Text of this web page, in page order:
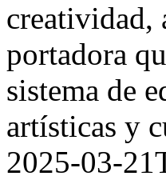
creatividad,
portadora
sistema de
artísticas y
2025-03-